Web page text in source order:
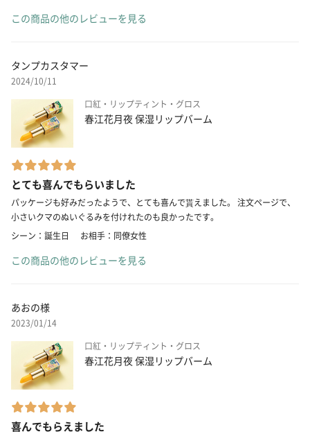
この商品の他のレビューを見る
タンプカスタマー
2024/10/11
口紅・リップティント・グロス
春江花月夜 保湿リップバーム
とても喜んでもらいました
パッケージも好みだったようで、とても喜んで貰えました。 注文ページで、
小さいクマのぬいぐるみを付けれたのも良かったです。
シーン：誕生日
お相手：同僚女性
この商品の他のレビューを見る
あおの様
2023/01/14
口紅・リップティント・グロス
春江花月夜 保湿リップバーム
喜んでもらえました